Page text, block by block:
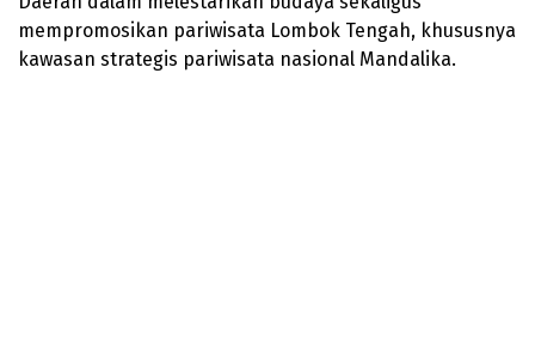
mempromosikan pariwisata Lombok Tengah, khususnya
kawasan strategis pariwisata nasional Mandalika.